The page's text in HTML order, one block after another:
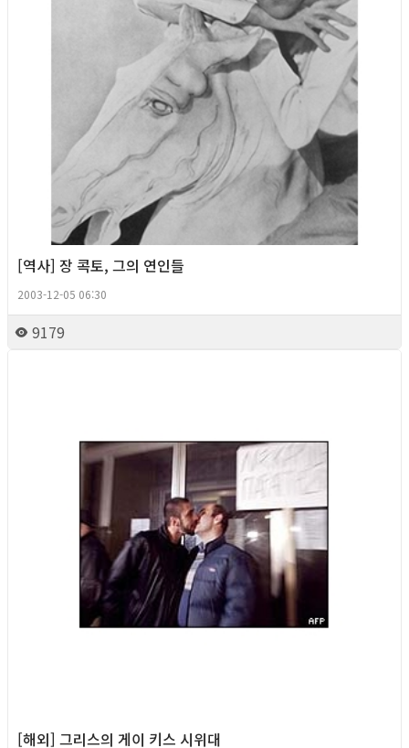
[역사] 장 콕토, 그의 연인들
2003-12-05 06:30
9179
[해외] 그리스의 게이 키스 시위대